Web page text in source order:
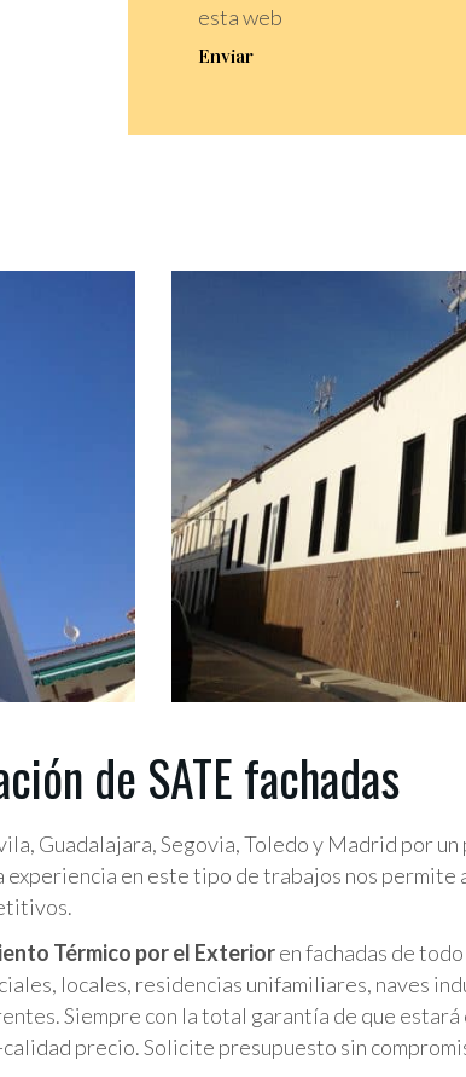
esta web
de SATE fachadas
Guadalajara, Segovia, Toledo y Madrid por un
en este tipo de trabajos nos
Térmico por el Exterioren fachadas de
locales, residencias unifamiliares, naves
Siempre con la total garantía de que estará
precio. Solicite presupuesto sin